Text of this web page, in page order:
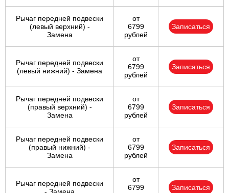
Рычаг передней подвески
(левый верхний) -
Замена
от
6799
рублей
Записаться
Рычаг передней подвески
(левый нижний) - Замена
от
6799
рублей
Записаться
Рычаг передней подвески
(правый верхний) -
Замена
от
6799
рублей
Записаться
Рычаг передней подвески
(правый нижний) -
Замена
от
6799
рублей
Записаться
Рычаг передней подвески
от
6799
Записаться